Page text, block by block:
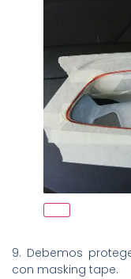
9. Debemos
con masking tape.